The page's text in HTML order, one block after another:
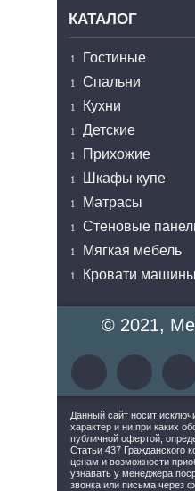
КАТАЛОГ
Гостиные
Спальни
Кухни
Детские
Прихожие
Шкафы купе
Матрасы
Стеновые
Мягкая мебель
Кровати машины
© 2021,
Данный сайт носит
характер и ни при каких
публичной офертой,
Статьи 437 Гражданского
ценам и возможности
узнавать у менеджера
звонка или письма через